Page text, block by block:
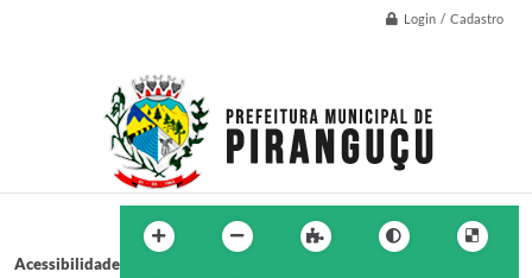
Login / Cadastro
Acessibilidade